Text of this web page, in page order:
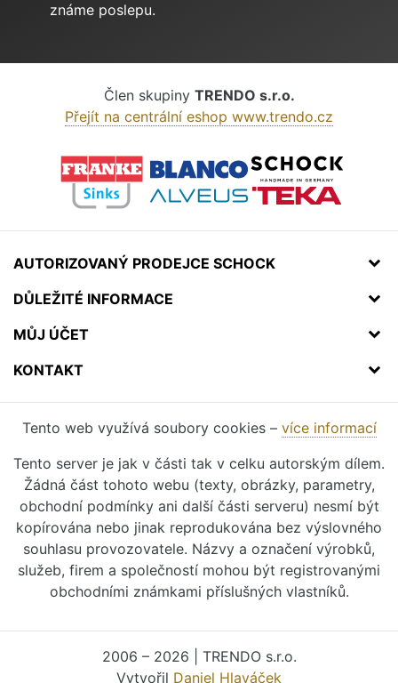
známe poslepu.
Člen skupiny TRENDO s.r.o.
Přejít na centrální eshop www.trendo.cz
AUTORIZOVANÝ PRODEJCE SCHOCK
DŮLEŽITÉ INFORMACE
MŮJ ÚČET
KONTAKT
Tento web využívá soubory cookies – více informací
Tento server je jak v části tak v celku autorským dílem.
Žádná část tohoto webu (texty, obrázky, parametry,
obchodní podmínky ani další části serveru) nesmí být
kopírována nebo jinak reprodukována bez výslovného
souhlasu provozovatele. Názvy a označení výrobků,
služeb, firem a společností mohou být registrovanými
obchodními známkami příslušných vlastníků.
2006 – 2026 | TRENDO s.r.o.
Vytvořil Daniel Hlaváček